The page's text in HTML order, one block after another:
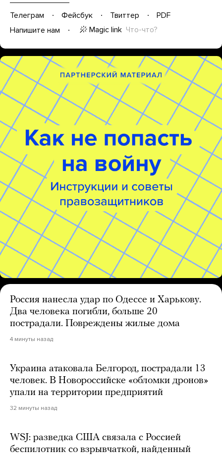
Телеграм Фейсбук Твиттер
PDF
Напишите нам
Magic link Что-что?
Россия нанесла удар по Одессе и Харькову.
Два человека погибли, больше 20
пострадали. Повреждены жилые дома
4 минуты назад
Украина атаковала Белгород, пострадали 13
человек. В Новороссийске «обломки дронов»
упали на территории предприятий
32 минуты назад
WSJ: разведка США связала с Россией
беспилотник со взрывчаткой, найденный